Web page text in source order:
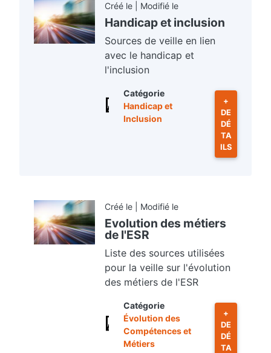
Créé le | Modifié le
Handicap et inclusion
Sources de veille en lien
avec le handicap et
l'inclusion
Catégorie
Handicap et
Inclusion
+
DE
DÉ
TA
ILS
Créé le | Modifié le
Evolution des métiers
de l'ESR
Liste des sources utilisées
pour la veille sur l'évolution
des métiers de l'ESR
Catégorie
Évolution des
Compétences et
Métiers
+
DE
DÉ
TA